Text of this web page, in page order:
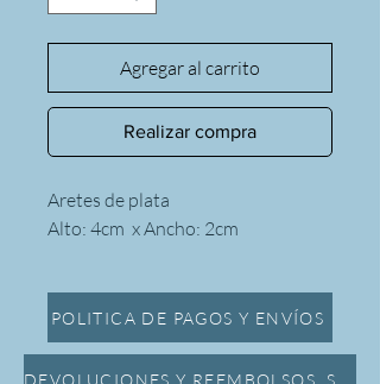
Agregar al carrito
Realizar compra
Aretes de plata
Alto: 4cm x Ancho: 2cm
POLITICA DE PAGOS Y ENVÍOS